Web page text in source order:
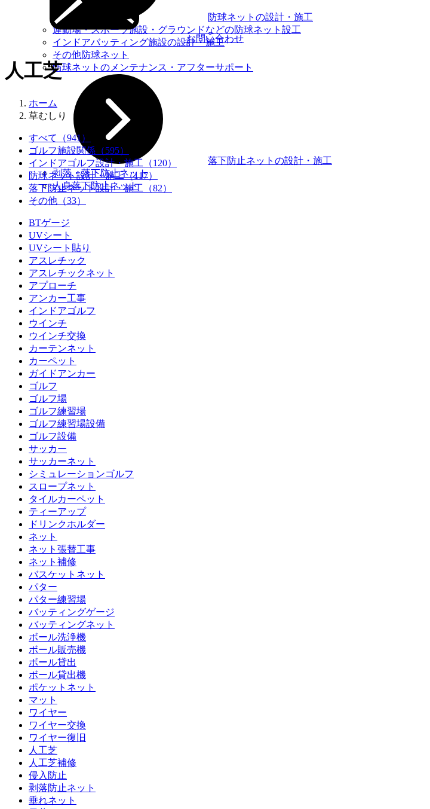
防球ネットの設計・施工
運動場・スポーツ施設・グラウンドなどの防球ネット設⼯
インドアバッティング施設の設計・施工
その他防球ネット
防球ネットのメンテナンス・アフターサポート
落下防止ネットの設計・施工
剥落・落下防止ネット
人身落下防止ネット
お問い合わせ
人工芝
ホーム
草むしり
すべて
（941）
ゴルフ施設関係 （595）
インドアゴルフ設計・施工 （120）
防球ネット設計・施工（117）
落下防止ネット設計・施工 （82）
その他 （33）
BTゲージ
UVシート
UVシート貼り
アスレチック
アスレチックネット
アプローチ
アンカー工事
インドアゴルフ
ウインチ
ウインチ交換
カーテンネット
カーペット
ガイドアンカー
ゴルフ
ゴルフ場
ゴルフ練習場
ゴルフ練習場設備
ゴルフ設備
サッカー
サッカーネット
シミュレーションゴルフ
スロープネット
タイルカーペット
ティーアップ
ドリンクホルダー
ネット
ネット張替工事
ネット補修
バスケットネット
パター
パター練習場
バッティングゲージ
バッティングネット
ボール洗浄機
ボール販売機
ボール貸出
ボール貸出機
ポケットネット
マット
ワイヤー
ワイヤー交換
ワイヤー復旧
人工芝
人工芝補修
侵入防止
剥落防止ネット
垂れネット